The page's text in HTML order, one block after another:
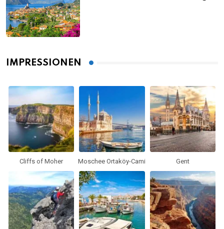
IMPRESSIONEN
Cliffs of Moher Moschee Ortaköy-Cami Gent